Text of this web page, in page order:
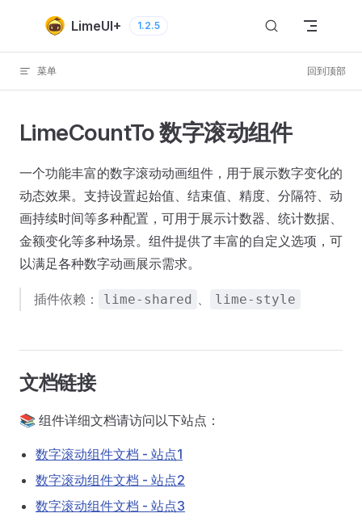
Skip to contentLimeUI+ 1.2.5
菜单 回到顶部
LimeCountTo 数字滚动组件
一个功能丰富的数字滚动动画组件，用于展示数字变化的
动态效果。支持设置起始值、结束值、精度、分隔符、动
画持续时间等多种配置，可用于展示计数器、统计数据、
金额变化等多种场景。组件提供了丰富的自定义选项，可
以满足各种数字动画展示需求。
插件依赖： lime-shared 、 lime-style
文档链接
📚 组件详细文档请访问以下站点：
数字滚动组件文档 - 站点1
数字滚动组件文档 - 站点2
数字滚动组件文档 - 站点3